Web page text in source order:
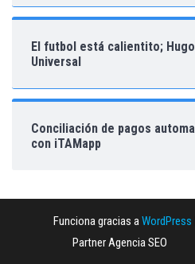
El futbol está calientito; Hugo
Universal
Conciliación de pagos
con iTAMapp
Funciona gracias aWordPress
Partner Agencia SEO